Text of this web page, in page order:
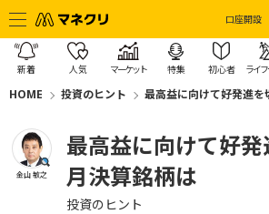
口座開設
新着 人気 マーケット 特集 初心者 ライ
HOME 投資のヒント 最高益に向けて好発進
金山 敏之
最高益に向けて好
月決算銘柄は
投資のヒント